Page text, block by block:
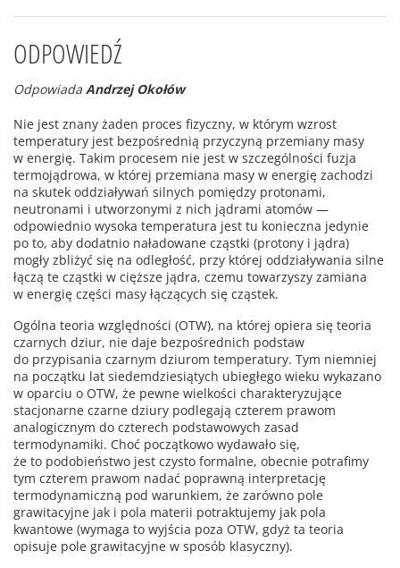
ODPOWIEDŹ
Odpowiada Andrzej Okołów
Nie jest znany żaden proces fizyczny, w którym wzrost
temperatury jest bezpośrednią przyczyną przemiany masy
w energię. Takim procesem nie jest w szczególności fuzja
termojądrowa, w której przemiana masy w energię zachodzi
na skutek oddziaływań silnych pomiędzy protonami,
neutronami i utworzonymi z nich jądrami atomów —
odpowiednio wysoka temperatura jest tu konieczna jedynie
po to, aby dodatnio naładowane cząstki (protony i jądra)
mogły zbliżyć się na odległość, przy której oddziaływania silne
łączą te cząstki w cięższe jądra, czemu towarzyszy zamiana
w energię części masy łączących się cząstek.
Ogólna teoria względności (OTW), na której opiera się teoria
czarnych dziur, nie daje bezpośrednich podstaw
do przypisania czarnym dziurom temperatury. Tym niemniej
na początku lat siedemdziesiątych ubiegłego wieku wykazano
w oparciu o OTW, że pewne wielkości charakteryzujące
stacjonarne czarne dziury podlegają czterem prawom
analogicznym do czterech podstawowych zasad
termodynamiki. Choć początkowo wydawało się,
że to podobieństwo jest czysto formalne, obecnie potrafimy
tym czterem prawom nadać poprawną interpretację
termodynamiczną pod warunkiem, że zarówno pole
grawitacyjne jak i pola materii potraktujemy jak pola
kwantowe (wymaga to wyjścia poza OTW, gdyż ta teoria
opisuje pole grawitacyjne w sposób klasyczny).